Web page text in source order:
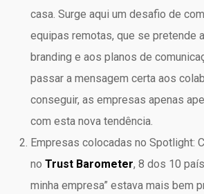
casa. Surge aqui um desafio de
equipas remotas, que se pretende
branding e aos planos de
passar a mensagem certa aos
conseguir, as empresas apenas
com esta nova tendência.
Empresas colocadas no Spotlight:
no Trust Barometer, 8 dos 10
minha empresa” estava mais bem